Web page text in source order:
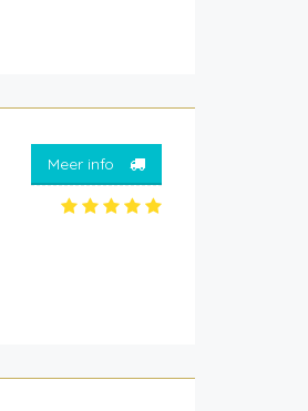
Meer info